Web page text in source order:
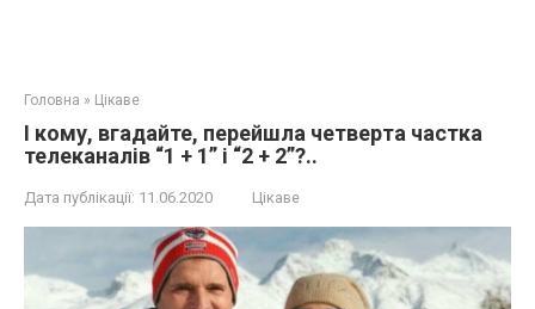
Головна » Цікаве
І кому, вгадайте, перейшла четверта частка
телеканалів “1 + 1” і “2 + 2”?..
Дата публікації: 11.06.2020 Цікаве